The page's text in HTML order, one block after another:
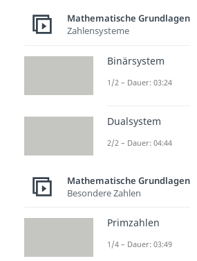
(10^9). Die
heißt auf Englisch
Gibt es die
Im Alltag
Googol
oft als
„größte Zahl“.
.
Zahlen aber
1 gefolgt von
Nullen.Diese
Mathematische Grundlagen
Zahlensysteme
Binärsystem
1/2 – Dauer: 03:24
Dualsystem
2/2 – Dauer: 04:44
Mathematische Grundlagen
Besondere Zahlen
Primzahlen
1/4 – Dauer: 03:49